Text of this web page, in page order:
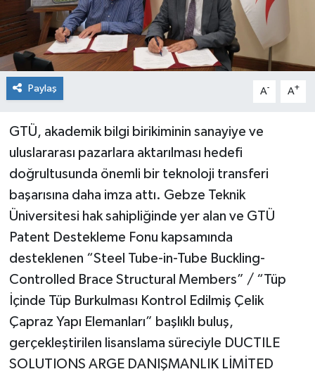
Paylaş A- A+
GTÜ, akademik bilgi birikiminin sanayiye ve
uluslararası pazarlara aktarılması hedefi
doğrultusunda önemli bir teknoloji transferi
başarısına daha imza attı. Gebze Teknik
Üniversitesi hak sahipliğinde yer alan ve GTÜ
Patent Destekleme Fonu kapsamında
desteklenen “Steel Tube-in-Tube Buckling-
Controlled Brace Structural Members” / “Tüp
İçinde Tüp Burkulması Kontrol Edilmiş Çelik
Çapraz Yapı Elemanları” başlıklı buluş,
gerçekleştirilen lisanslama süreciyle DUCTILE
SOLUTIONS ARGE DANIŞMANLIK LİMİTED